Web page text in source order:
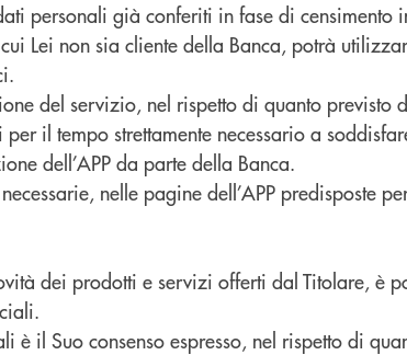
personali già conferiti in fase di censimento
Lei non sia cliente della Banca, potrà
del servizio, nel rispetto di quanto previsto
il tempo strettamente necessario a
dell’APP da parte della Banca.
nelle pagine dell’APP predisposte
dei prodotti e servizi offerti dal Titolare, è
il Suo consenso espresso, nel rispetto di